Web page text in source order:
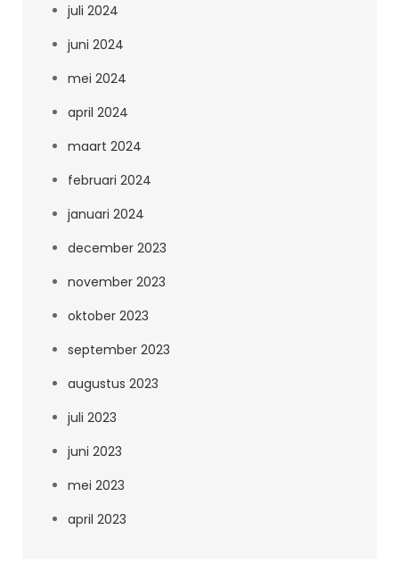
juli 2024
juni 2024
mei 2024
april 2024
maart 2024
februari 2024
januari 2024
december 2023
november 2023
oktober 2023
september 2023
augustus 2023
juli 2023
juni 2023
mei 2023
april 2023